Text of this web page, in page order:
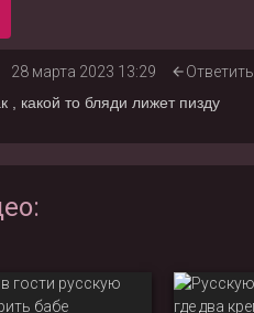
28 марта 2023 13:29
Ответить
, какой то бляди лижет пизду